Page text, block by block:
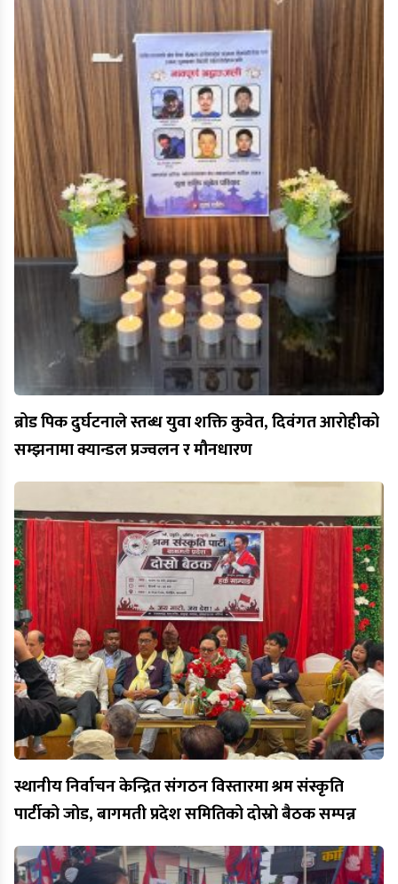
ब्रोड पिक दुर्घटनाले स्तब्ध युवा शक्ति कुवेत, दिवंगत आरोहीको
सम्झनामा क्यान्डल प्रज्वलन र मौनधारण
स्थानीय निर्वाचन केन्द्रित संगठन विस्तारमा श्रम संस्कृति
पार्टीको जोड, बागमती प्रदेश समितिको दोस्रो बैठक सम्पन्न